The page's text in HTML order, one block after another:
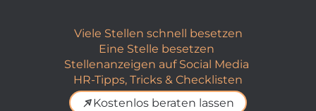
Viele Stellen schnell besetzen
Eine Stelle besetzen
Stellenanzeigen auf Social Media
HR-Tipps, Tricks & Checklisten
Kostenlos beraten lassen